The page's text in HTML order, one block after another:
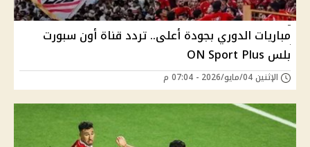
مباريات الدوري بجودة أعلى.. تردد قناة أون سبورت
بلس ON Sport Plus
الإثنين 04/مايو/2026 - 07:04 م